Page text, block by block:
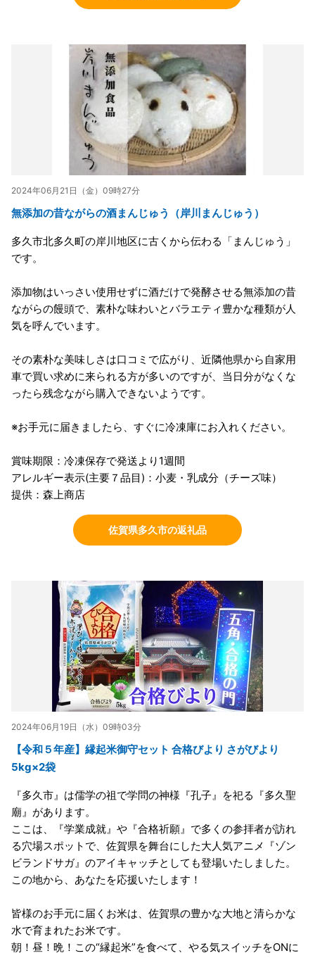
2024年06月21日（金）09時27分
無添加の昔ながらの酒まんじゅう（岸川まんじゅう）
多久市北多久町の岸川地区に古くから伝わる「まんじゅう」
です。
添加物はいっさい使用せずに酒だけで発酵させる無添加の昔
ながらの饅頭で、素朴な味わいとバラエティ豊かな種類が人
気を呼んでいます。
その素朴な美味しさは口コミで広がり、近隣他県から自家用
車で買い求めに来られる方が多いのですが、当日分がなくな
ったら残念ながら購入できないようです。
※お手元に届きましたら、すぐに冷凍庫にお入れください。
賞味期限：冷凍保存で発送より1週間
アレルギー表示(主要７品目)：小麦・乳成分（チーズ味）
提供：森上商店
佐賀県多久市の返礼品
2024年06月19日（水）09時03分
【令和５年産】縁起米御守セット 合格びより さがびより
5kg×2袋
『多久市』は儒学の祖で学問の神様『孔子』を祀る『多久聖
廟』があります。
ここは、『学業成就』や『合格祈願』で多くの参拝者が訪れ
る穴場スポットで、佐賀県を舞台にした大人気アニメ『ゾン
ビランドサガ』のアイキャッチとしても登場いたしました。
この地から、あなたを応援いたします！
皆様のお手元に届くお米は、佐賀県の豊かな大地と清らかな
水で育まれたお米です。
朝！昼！晩！この“縁起米”を食べて、やる気スイッチをONに